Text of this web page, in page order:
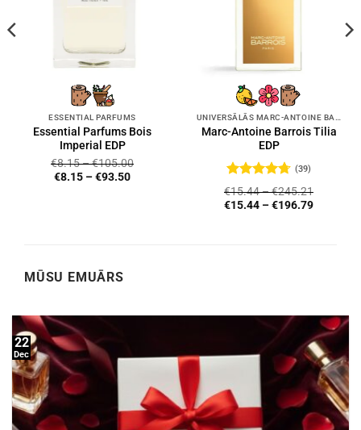
ESSENTIAL PARFUMS
Essential Parfums Bois
Imperial EDP
€8.15–€105.00
€8.15 –€93.50
UNIVERSĀLĀS MARC-ANTOINE BARROIS SMARŽAS
Marc-Antoine Barrois Tilia
EDP
Novērtēts
ar4.72
no
5
(39)
€15.44–€245.21
€15.44 –€196.79
MŪSU EMUĀRS
22
Dec